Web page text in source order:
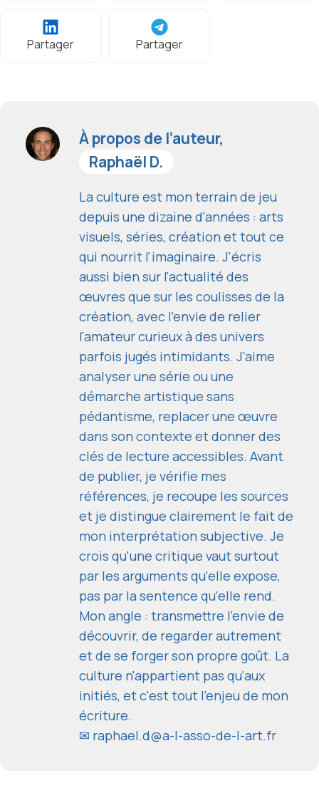
Partager Partager
À propos de l’auteur,
Raphaël D.
La culture est mon terrain de jeu
depuis une dizaine d'années : arts
visuels, séries, création et tout ce
qui nourrit l'imaginaire. J'écris
aussi bien sur l'actualité des
œuvres que sur les coulisses de la
création, avec l'envie de relier
l'amateur curieux à des univers
parfois jugés intimidants. J'aime
analyser une série ou une
démarche artistique sans
pédantisme, replacer une œuvre
dans son contexte et donner des
clés de lecture accessibles. Avant
de publier, je vérifie mes
références, je recoupe les sources
et je distingue clairement le fait de
mon interprétation subjective. Je
crois qu'une critique vaut surtout
par les arguments qu'elle expose,
pas par la sentence qu'elle rend.
Mon angle : transmettre l'envie de
découvrir, de regarder autrement
et de se forger son propre goût. La
culture n'appartient pas qu'aux
initiés, et c'est tout l'enjeu de mon
écriture.
✉ raphael.d@a-l-asso-de-l-art.fr